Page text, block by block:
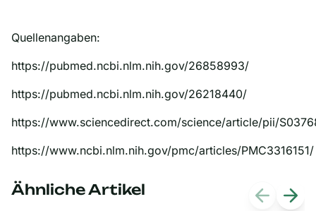
Quellenangaben:
https://pubmed.ncbi.nlm.nih.gov/26858993/
https://pubmed.ncbi.nlm.nih.gov/26218440/
https://www.sciencedirect.com/science/article/pii/
https://www.ncbi.nlm.nih.gov/pmc/articles/PMC3316151/
Ähnliche Artikel
Previous